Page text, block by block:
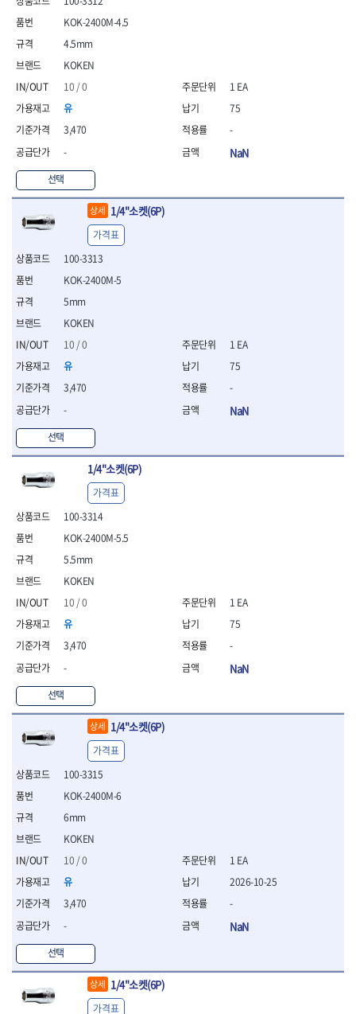
- 날교환드라이버세트
- 드라이버핸들
- 비트세트
- 비트홀다드라이버세트
- 드라이버블레이드
- 비트드라이버
- 별비트
- 육각비트
- 검전드라이버
- 육각T렌치
- 전동비트홀다
- 드라이버비트세트
- 옵셋드라이버
- 스크래퍼드라이버
- 시계드라이버
- 정밀드라이버
- 육각복스드라이버
- 스크류드라이버
- 툴첵플러스
- 볼트세터
- 너트드라이버
- 자화기
- 라쳇렌치
- 임팩엑스트라롱소켓
- 파워렌치
- 드릴척아답타
- 조인트플러그소켓
- 옵셋렌치
- 파워렌치
- 소켓홀더
- 클라이밍비트
- 비트소켓세트
- 포지비트
- 일자비트
- 임팩포지비트
- 임팩십자비트
- 십자비트
- 임팩별비트소켓
- 임팩XZN비트소켓
- 십자비트소켓
- 일자비트소켓
- 임팩XZN비트
- 라쳇핸들세트
- 사각비트
- 토크드라이버
- 임팩포지비트소켓
플라이어,몽키,스패너
- 뻰치
- 편구스패너
- 플라이어
- 니퍼
- 에어리베터기
- 타이어압력게이지
- 에어폴리셔
- 건식그라인더
- 연마지그
- 샌더폴리셔
이젠
일레드
츠노다(TTC)
타이거(TIGER)
협성
황금손
KOKEN
10 / 0
유
3,470
-
선택
KOK-2400M-4.5
4.5mm
1 EA
75
-
NaN
상세 1/4"소켓(6P)
100-3313
KOKEN
10 / 0
유
3,470
-
선택
KOK-2400M-5
5mm
가격표
1 EA
75
-
NaN
1/4"소켓(6P)
100-3314
KOKEN
10 / 0
유
3,470
-
선택
KOK-2400M-5.5
5.5mm
가격표
1 EA
75
-
NaN
상세 1/4"소켓(6P)
100-3315
KOKEN
10 / 0
유
3,470
-
선택
KOK-2400M-6
6mm
가격표
1 EA
2026-10-25
-
NaN
상세 1/4"소켓(6P)
가격표